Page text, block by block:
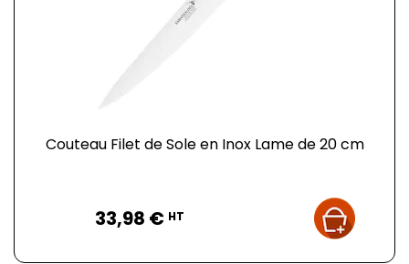
Couteau Filet de Sole en Inox Lame de 20 cm
33,98 € HT